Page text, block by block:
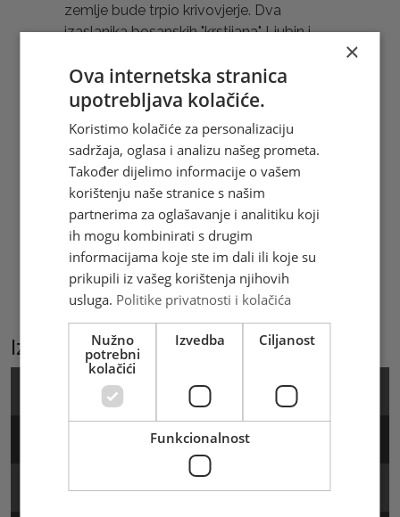
zemlje bude trpio krivovjerje. Dva
izaslanika bosanskih "krstijana" Ljubin i
hrvatsko-ugarskim kraljem Emerikom na
Kraljevu otoku ( u blizini Budimpešte) 30.
travnja 1203. Bana Kulina, tadašnje
crkvene i političke prvake i oko 10.000
vjernika za krivovjerje optužio je
dukljanski knez Vukan koji se nadao
proširiti svije posjede na prostor Bosne.
Sam ban Kulin predložio je Papi da
pošalje svoga legata u Bosnu kako bi
ispitao vjerske prilike. Hrvatska pošta
Mostar izdala je prigodnu omotnicu
prvog dana i maksimum karticu
Izaberite podkategoriju
×
Ova internetska stranica
upotrebljava kolačiće.
Koristimo kolačiće za personalizaciju
sadržaja, oglasa i analizu našeg prometa.
Također dijelimo informacije o vašem
korištenju naše stranice s našim
partnerima za oglašavanje i analitiku koji
ih mogu kombinirati s drugim
informacijama koje ste im dali ili koje su
prikupili iz vašeg korištenja njihovih
usluga. Politike privatnosti i kolačića
Nužno
potrebni
kolačići
Izvedba Ciljanost
Funkcionalnost